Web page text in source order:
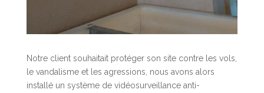
Notre client souhaitait protéger son site contre les vols,
le vandalisme et les agressions, nous avons alors
installé un système de vidéosurveillance anti-